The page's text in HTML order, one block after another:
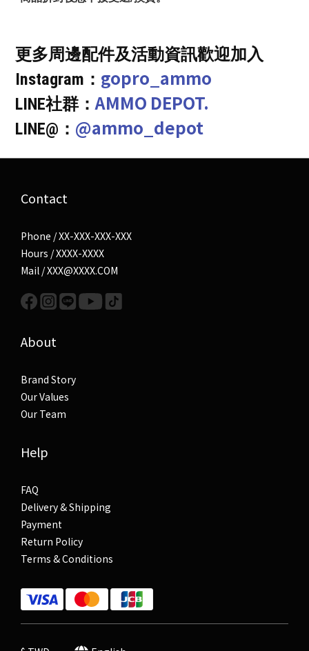
更多周邊配件及活動資訊歡迎加入
Instagram： gopro_ammo
LINE社群：AMMO DEPOT.
LINE@： @ammo_depot
Contact
Phone / XX-XXX-XXX-XXX
Hours / XXXX-XXXX
Mail / XXX@XXXX.COM
About
Brand Story
Our Values
Our Team
Help
FAQ
Delivery & Shipping
Payment
Return Policy
Terms & Conditions